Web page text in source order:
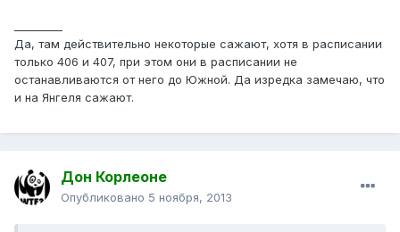
Да, там действительно некоторые сажают, хотя в расписании
только 406 и 407, при этом они в расписании не
останавливаются от него до Южной. Да изредка замечаю, что
и на Янгеля сажают.
Дон Корлеоне
Опубликовано 5 ноября, 2013